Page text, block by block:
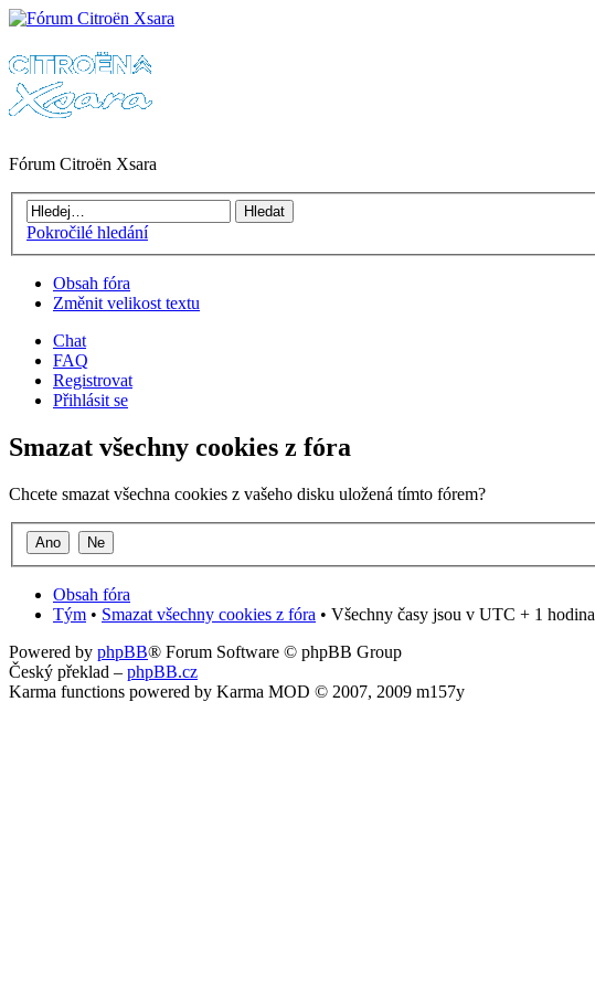
Fórum Citroën Xsara
Pokročilé hledání
Obsah fóra
Změnit velikost textu
Chat
FAQ
Registrovat
Přihlásit se
Smazat všechny cookies z fóra
Chcete smazat všechna cookies z vašeho disku uložená tímto fórem?
Obsah fóra
Tým • Smazat všechny cookies z fóra • Všechny časy jsou v UTC + 1 hodina
Powered by phpBB® Forum Software © phpBB Group
Český překlad – phpBB.cz
Karma functions powered by Karma MOD © 2007, 2009 m157y